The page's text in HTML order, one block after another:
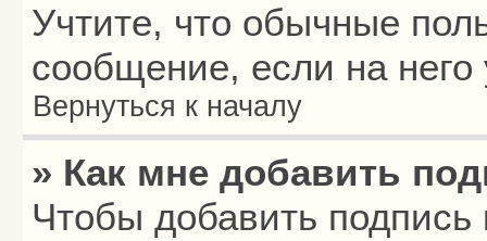
Учтите, что обычные
сообщение, если на него
Вернуться к началу
» Как мне добавить
Чтобы добавить